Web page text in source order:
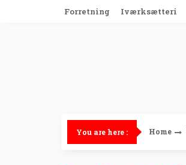
Forretning Iværksætteri
You are here : Home